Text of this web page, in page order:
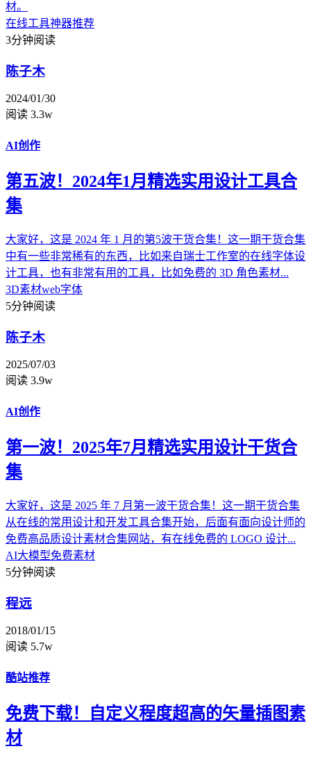
材。
在线工具神器推荐
3分钟阅读
陈子木
2024/01/30
阅读 3.3w
AI创作
第五波！2024年1月精选实用设计工具合
集
大家好，这是 2024 年 1 月的第5波干货合集！这一期干货合集
中有一些非常稀有的东西，比如来自瑞士工作室的在线字体设
计工具，也有非常有用的工具，比如免费的 3D 角色素材...
3D素材web字体
5分钟阅读
陈子木
2025/07/03
阅读 3.9w
AI创作
第一波！2025年7月精选实用设计干货合
集
大家好，这是 2025 年 7 月第一波干货合集！这一期干货合集
从在线的常用设计和开发工具合集开始，后面有面向设计师的
免费高品质设计素材合集网站，有在线免费的 LOGO 设计...
AI大模型免费素材
5分钟阅读
程远
2018/01/15
阅读 5.7w
酷站推荐
免费下载！自定义程度超高的矢量插图素
材